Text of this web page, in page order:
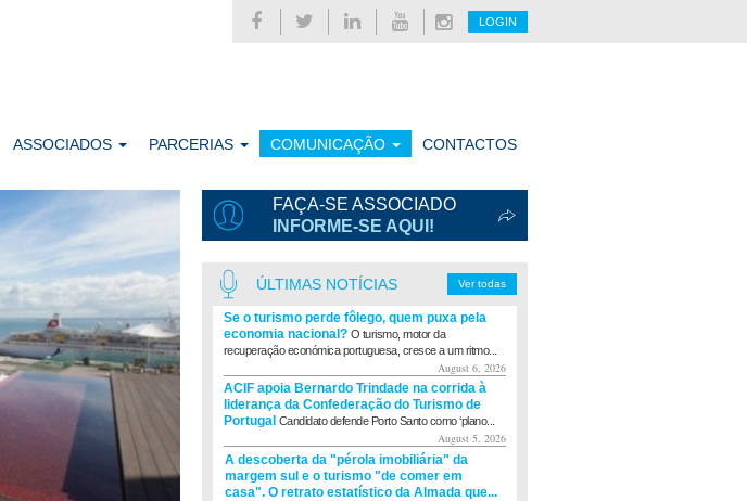
LOGIN
ASSOCIADOS PARCERIAS COMUNICAÇÃO CONTACTOS
FAÇA-SE ASSOCIADO
INFORME-SE AQUI!
Ver todas
ÚLTIMAS NOTÍCIAS
Se o turismo perde fôlego, quem puxa pela
economia nacional? O turismo, motor da
recuperação económica portuguesa, cresce a um ritmo...
August 6, 2026
ACIF apoia Bernardo Trindade na corrida à
liderança da Confederação do Turismo de
Portugal Candidato defende Porto Santo como ‘plano...
August 5, 2026
A descoberta da "pérola imobiliária" da
margem sul e o turismo "de comer em
casa". O retrato estatístico da Almada que...